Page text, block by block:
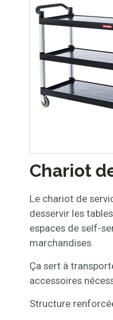
Chariot
Le chariot de
desservir les
espaces de self-
marchandises.
Ça sert à
accessoires
Structure